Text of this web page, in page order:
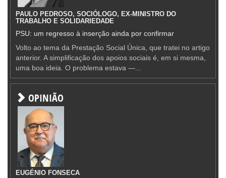
PAULO PEDROSO, SOCIÓLOGO, EX-MINISTRO DO
TRABALHO E SOLIDARIEDADE
PSU: um regresso à inserção ainda por confirmar
Volto ao tema da Prestação Social Única, que tratei no artigo
anterior. A simplificação dos apoios sociais é, em si mesma,
uma boa ideia. O problema estava —...
OPINIÃO
EUGÉNIO FONSECA